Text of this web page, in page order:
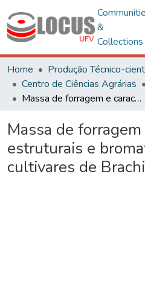
&
Collections
Home
Produção Técnico-
Centro de Ciências Agrárias
Massa de forragem e características estruturais e bromatológicas de cultivares de Brachiaria e Panicum
Massa de
estruturais e
cultivares de